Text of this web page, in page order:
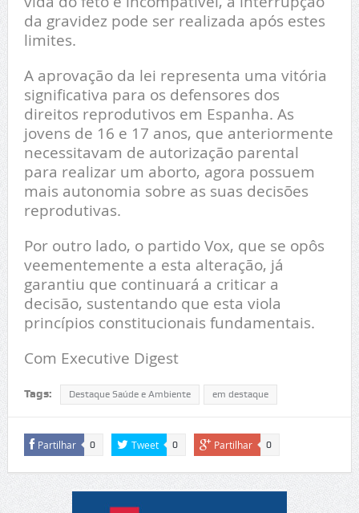
da gravidez pode ser realizada após estes
limites.
A aprovação da lei representa uma vitória
significativa para os defensores dos
direitos reprodutivos em Espanha. As
jovens de 16 e 17 anos, que anteriormente
necessitavam de autorização parental
para realizar um aborto, agora possuem
mais autonomia sobre as suas decisões
reprodutivas.
Por outro lado, o partido Vox, que se opôs
veementemente a esta alteração, já
garantiu que continuará a criticar a
decisão, sustentando que esta viola
princípios constitucionais fundamentais.
Com Executive Digest
Tags: Destaque Saúde e Ambiente em destaque
Partilhar 0 Tweet 0 Partilhar 0